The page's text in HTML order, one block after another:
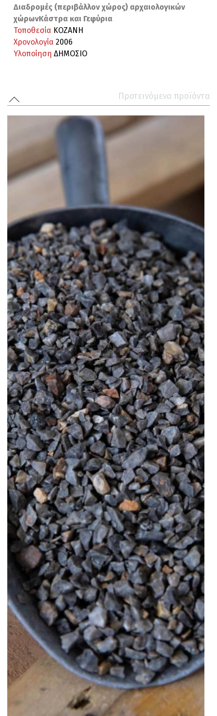
Διαδρομές (περιβάλλον χώρος) αρχαιολογικών
χώρωνΚάστρα και Γεφύρια
Τοποθεσία ΚΟΖΑΝΗ
Χρονολογία 2006
Υλοποίηση ΔΗΜΟΣΙΟ
Προτεινόμενα προϊόντα